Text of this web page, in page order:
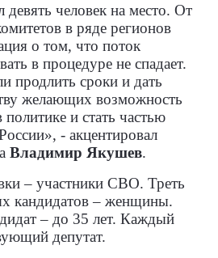
человек на место. От
в ряде регионов
о том, что поток
в процедуре не спадает.
продлить сроки и дать
желающих возможность
и стать частью
- акцентировал
Владимир Якушев.
– участники СВО. Треть
кандидатов – женщины.
– до 35 лет. Каждый
депутат.